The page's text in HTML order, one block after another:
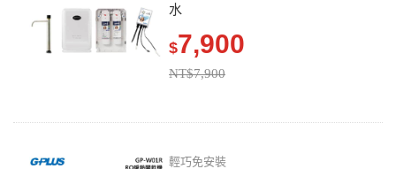
水
$7,900
NT$7,900
輕巧免安裝